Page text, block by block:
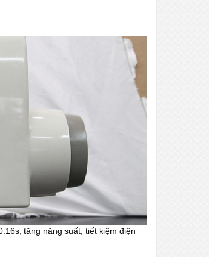
tăng năng suất, tiết kiệm điện